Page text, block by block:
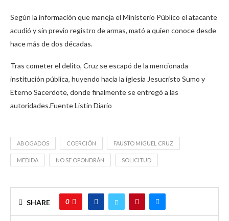
Según la información que maneja el Ministerio Público el atacante
acudió y sin previo registro de armas, mató a quien conoce desde
hace más de dos décadas.
Tras cometer el delito, Cruz se escapó de la mencionada
institución pública, huyendo hacia la iglesia Jesucristo Sumo y
Eterno Sacerdote, donde finalmente se entregó a las
autoridades.Fuente Listin Diario
ABOGADOS COERCIÓN FAUSTO MIGUEL CRUZ
MEDIDA NO SE OPONDRÁN SOLICITUD
SHARE 0